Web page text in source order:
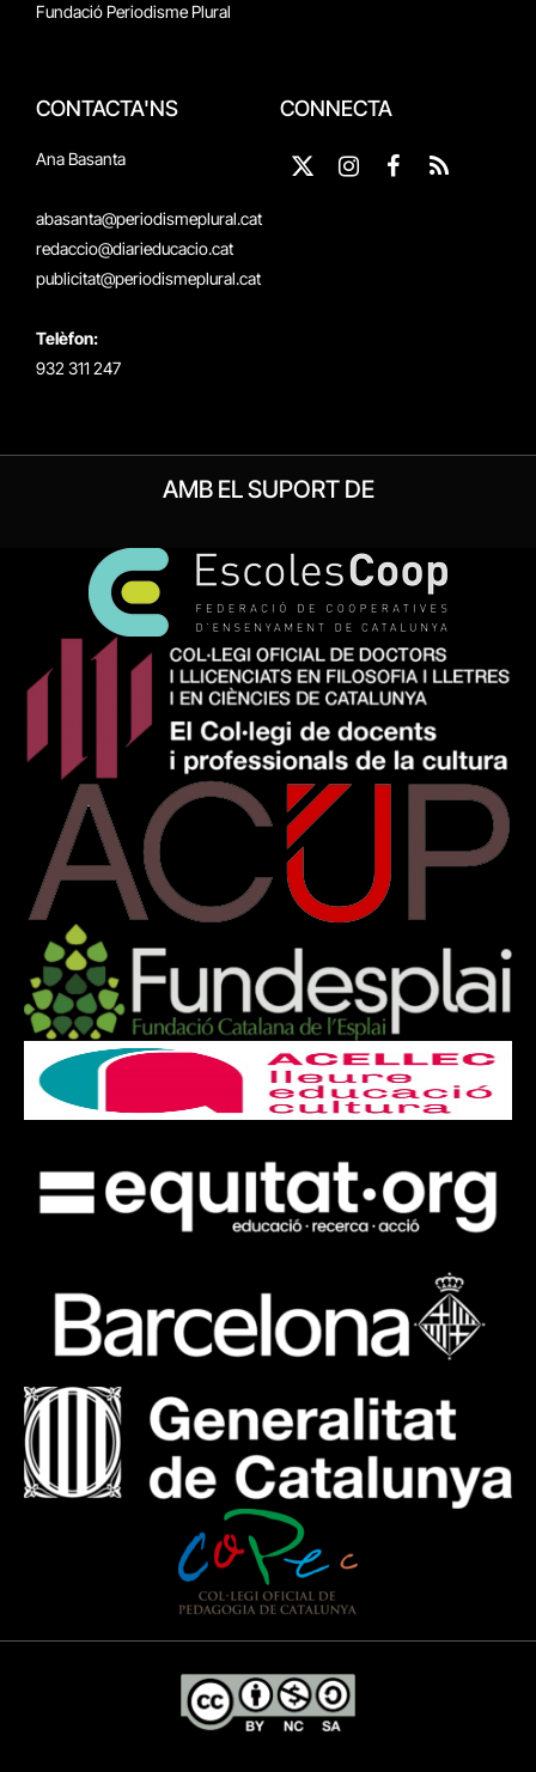
Fundació Periodisme Plural
CONTACTA'NS
Ana Basanta
abasanta@periodismeplural.cat
redaccio@diarieducacio.cat
publicitat@periodismeplural.cat
Telèfon:
932 311 247
CONNECTA
X
InstagramFacebook
RSS
AMB EL SUPORT DE